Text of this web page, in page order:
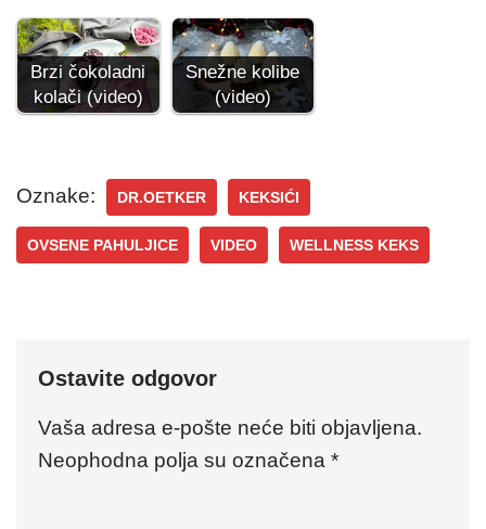
Brzi čokoladni
kolači (video)
Snežne kolibe
(video)
Oznake: DR.OETKER KEKSIĆI
OVSENE PAHULJICE VIDEO WELLNESS KEKS
Ostavite odgovor
Vaša adresa e-pošte neće biti objavljena.
Neophodna polja su označena *